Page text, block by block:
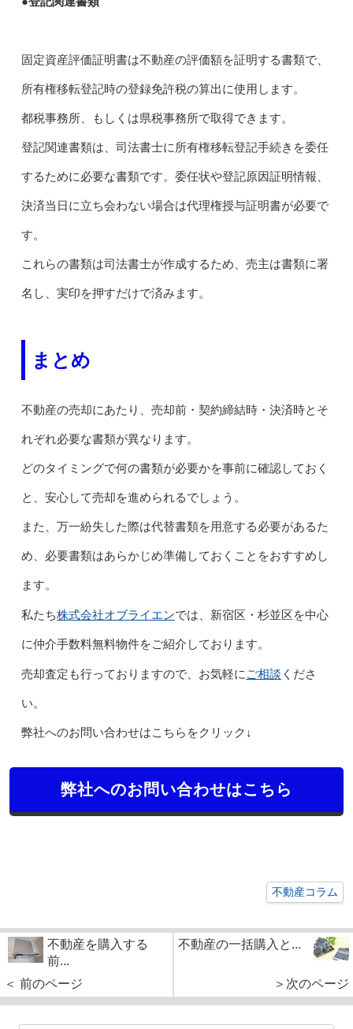
固定資産評価証明書は不動産の評価額を証明する書類で、
所有権移転登記時の登録免許税の算出に使用します。
都税事務所、もしくは県税事務所で取得できます。
登記関連書類は、司法書士に所有権移転登記手続きを委任
するために必要な書類です。委任状や登記原因証明情報、
決済当日に立ち会わない場合は代理権授与証明書が必要で
す。
これらの書類は司法書士が作成するため、売主は書類に署
名し、実印を押すだけで済みます。
まとめ
不動産の売却にあたり、売却前・契約締結時・決済時とそ
れぞれ必要な書類が異なります。
どのタイミングで何の書類が必要かを事前に確認しておく
と、安心して売却を進められるでしょう。
また、万一紛失した際は代替書類を用意する必要があるた
め、必要書類はあらかじめ準備しておくことをおすすめし
ます。
私たち株式会社オブライエンでは、新宿区・杉並区を中心
に仲介手数料無料物件をご紹介しております。
売却査定も行っておりますので、お気軽に ご相談 くださ
い。
弊社へのお問い合わせはこちらをクリック↓
弊社へのお問い合わせはこちら
不動産コラム
不動産を購入する
前...
＜ 前のページ
不動産の一括購入と...
＞次のページ